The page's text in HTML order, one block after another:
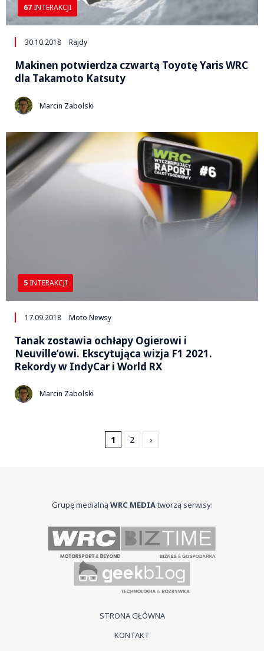
67 INTERAKCJI
30.10.2018 Rajdy
Makinen potwierdza czwartą Toyotę Yaris WRC
dla Takamoto Katsuty
Marcin Zabolski
5 INTERAKCJI
17.09.2018 Moto Newsy
Tanak zostawia ochłapy Ogierowi i
Neuville’owi. Ekscytująca wizja F1 2021.
Rekordy w IndyCar i World RX
Marcin Zabolski
1 2 ›
Grupę medialnąWRC MEDIAtworzą serwisy:
STRONA GŁÓWNA
KONTAKT